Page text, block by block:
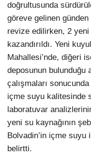
doğrultusunda
göreve gelinen
revize edilirken, 2
kazandırıldı. Yeni
Mahallesi’nde, diğeri
deposunun bulunduğu
çalışmaları
içme suyu kalitesinde
laboratuvar
yeni su kaynağının
Bolvadin’in içme suyu
belirtti.